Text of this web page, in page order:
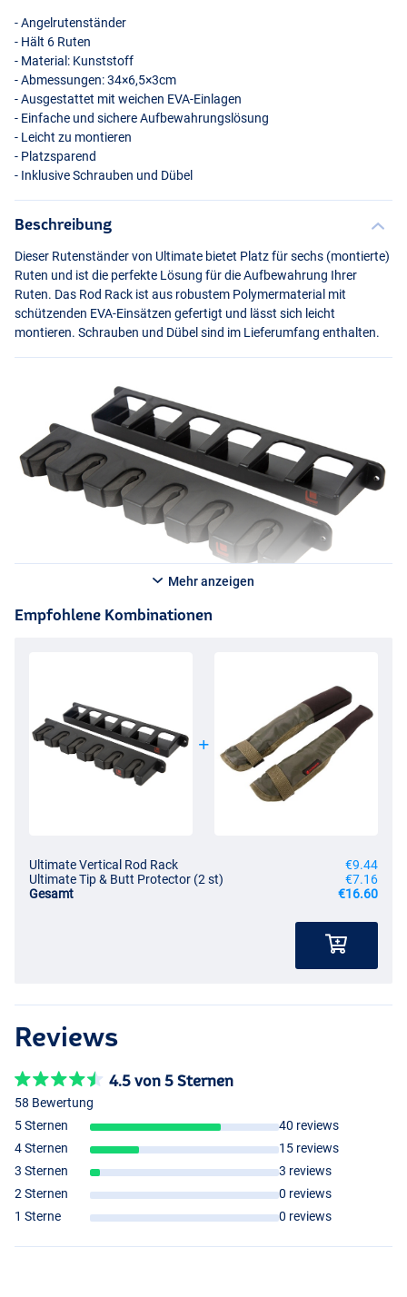
- Angelrutenständer
- Hält 6 Ruten
- Material: Kunststoff
- Abmessungen: 34×6,5×3cm
- Ausgestattet mit weichen EVA-Einlagen
- Einfache und sichere Aufbewahrungslösung
- Leicht zu montieren
- Platzsparend
- Inklusive Schrauben und Dübel
Beschreibung
Dieser Rutenständer von Ultimate bietet Platz für sechs (montierte)
Ruten und ist die perfekte Lösung für die Aufbewahrung Ihrer
Ruten. Das Rod Rack ist aus robustem Polymermaterial mit
schützenden EVA-Einsätzen gefertigt und lässt sich leicht
montieren. Schrauben und Dübel sind im Lieferumfang enthalten.
Mehr anzeigen
Empfohlene Kombinationen
Ultimate Vertical Rod Rack
€9.44
Ultimate Tip & Butt Protector (2 st)
€7.16
Gesamt
€16.60
Reviews
4.5 von 5 Sternen
58 Bewertung
5 Sternen
40 reviews
4 Sternen
15 reviews
3 Sternen
3 reviews
2 Sternen
0 reviews
1 Sterne
0 reviews